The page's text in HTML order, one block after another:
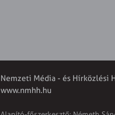
Nemzeti Média - és Hírközlési
www.nmhh.hu